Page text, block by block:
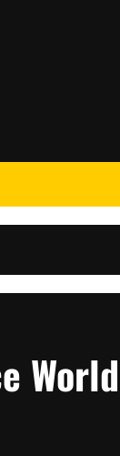
World